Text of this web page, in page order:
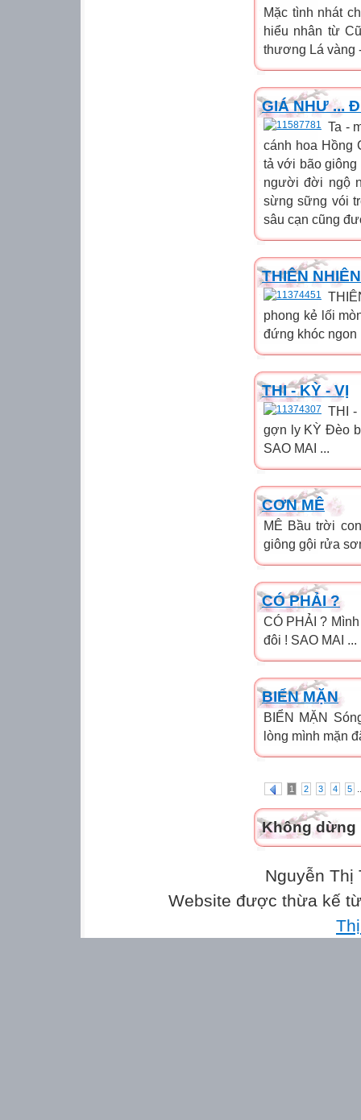
Mặc tình nhát
hiểu nhân từ
thương Lá vàng
GIÁ NHƯ ...
Ta -
cánh hoa Hồng
tả với bão giông
người đời ngộ
sừng sững vói
sâu cạn cũng
THIÊN NHIÊN
phong kẻ lối
đứng khóc ngon
THI - KỲ - VỊ
THI -
gợn ly KỲ Đèo
SAO MAI ...
CƠN MÊ
MÊ Bầu trời
giông gội rửa
CÓ PHẢI ?
CÓ PHẢI ?
đôi ! SAO MAI ...
BIỂN MẶN
BIỂN MẶN
lòng mình mặn
1 2 3 4 5
Không dừng
Nguyễn Thị
Website được thừa kế